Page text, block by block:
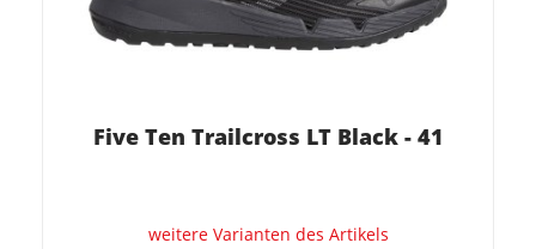
Five Ten Trailcross LT Black - 41
weitere Varianten des Artikels